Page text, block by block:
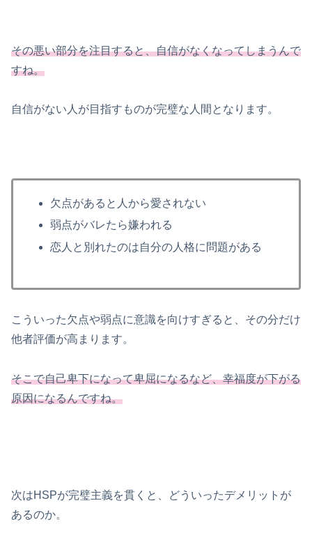
その悪い部分を注目すると、自信がなくなってしまうんで
すね。
自信がない人が目指すものが完璧な人間となります。
欠点があると人から愛されない
弱点がバレたら嫌われる
恋人と別れたのは自分の人格に問題がある
こういった欠点や弱点に意識を向けすぎると、その分だけ
他者評価が高まります。
そこで自己卑下になって卑屈になるなど、幸福度が下がる
原因になるんですね。
次はHSPが完璧主義を貫くと、どういったデメリットが
あるのか。